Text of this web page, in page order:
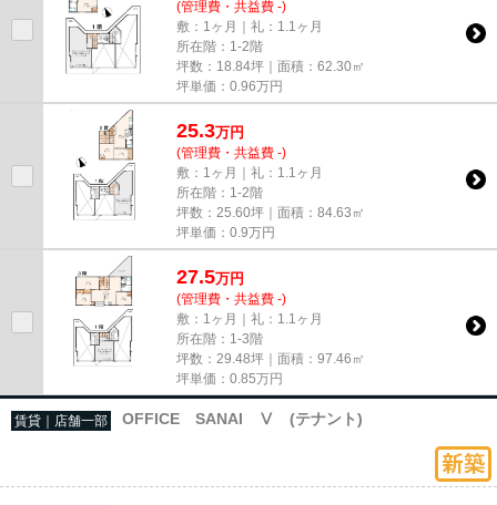
(管理費・共益費 -)
敷：1ヶ月｜礼：1.1ヶ月
所在階：1-2階
坪数：18.84坪｜面積：62.30㎡
坪単価： 0.96万円
25.3万円
(管理費・共益費 -)
敷：1ヶ月｜礼：1.1ヶ月
所在階：1-2階
坪数：25.60坪｜面積：84.63㎡
坪単価： 0.9万円
27.5万円
(管理費・共益費 -)
敷：1ヶ月｜礼：1.1ヶ月
所在階：1-3階
坪数：29.48坪｜面積：97.46㎡
坪単価： 0.85万円
賃貸｜店舗一部 OFFICE SANAI Ⅴ (テナント)